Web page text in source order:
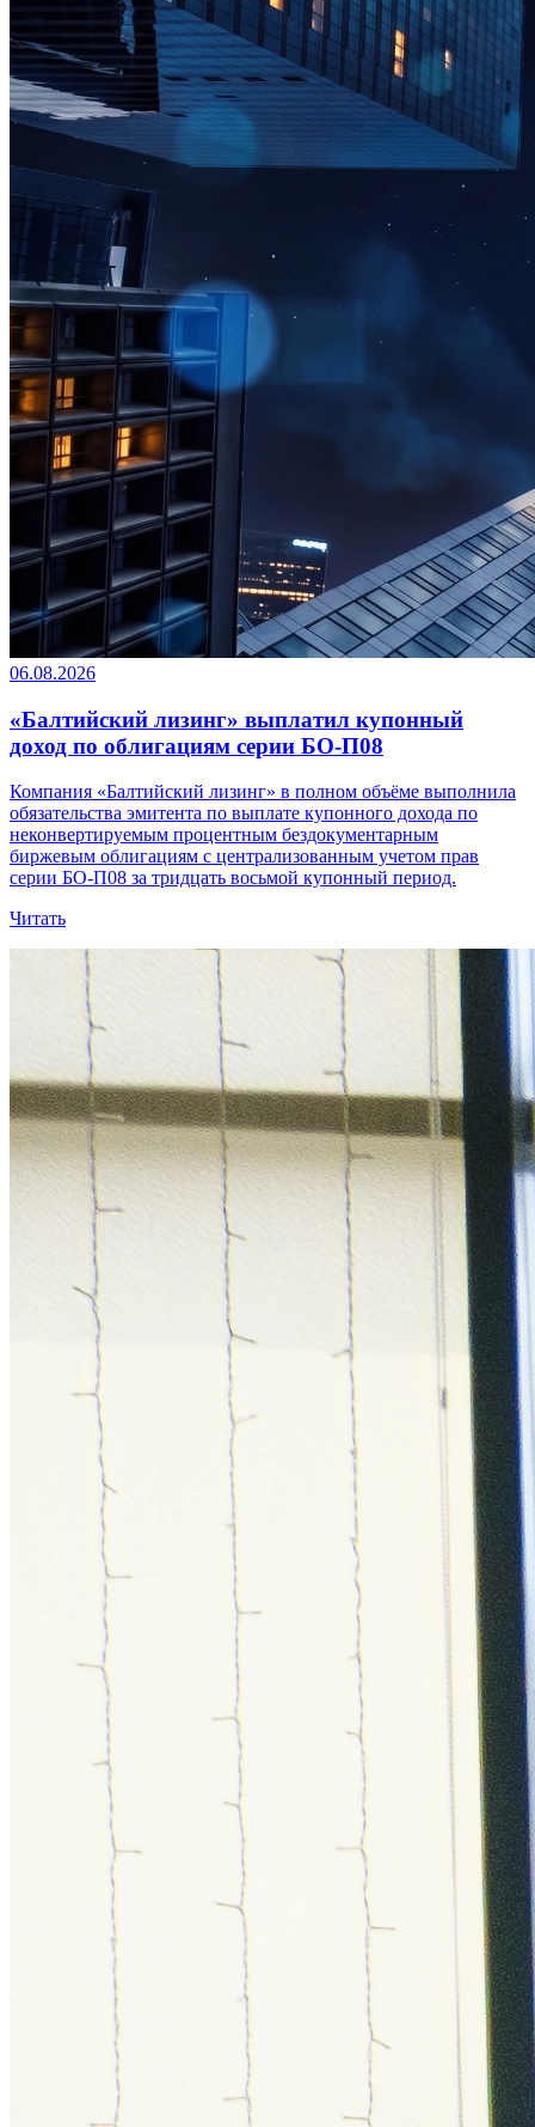
06.08.2026
«Балтийский лизинг» выплатил купонный
доход по облигациям серии БО-П08
Компания «Балтийский лизинг» в полном объёме выполнила
обязательства эмитента по выплате купонного дохода по
неконвертируемым процентным бездокументарным
биржевым облигациям с централизованным учетом прав
серии БО-П08 за тридцать восьмой купонный период.
Читать